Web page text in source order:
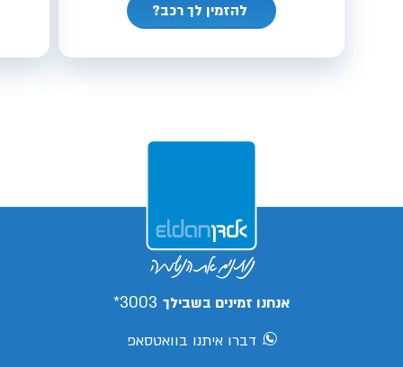
להזמין לך רכב?
אנחנו זמינים בשבילך 3003*
דברו איתנו בוואטסאפ